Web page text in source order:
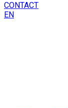
CONTACT
EN